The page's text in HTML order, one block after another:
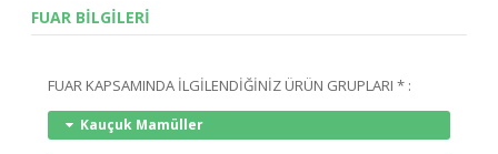
FUAR BİLGİLERİ
FUAR KAPSAMINDA İLGİLENDİĞİNİZ ÜRÜN GRUPLARI * :
Kauçuk Mamüller